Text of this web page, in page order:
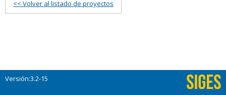
<< Volver al listado de proyectos
Versión:3.2-15